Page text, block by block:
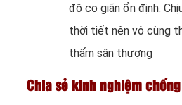
độ co giãn ổn định.
thời tiết nên vô cùng
thấm sân thượng
Chia sẻ kinh nghiệm